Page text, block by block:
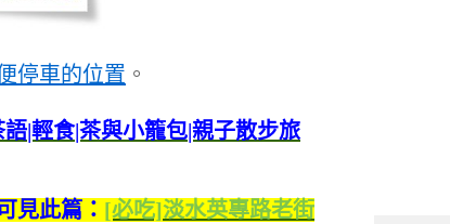
停車的位置 。
見此篇： [必吃]淡水英專路老街